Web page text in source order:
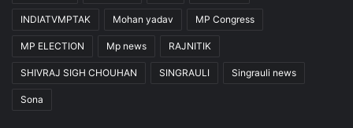
INDIATVMPTAK Mohan yadav MP Congress
MP ELECTION Mp news RAJNITIK
SHIVRAJ SIGH CHOUHAN SINGRAULI Singrauli news
Sona